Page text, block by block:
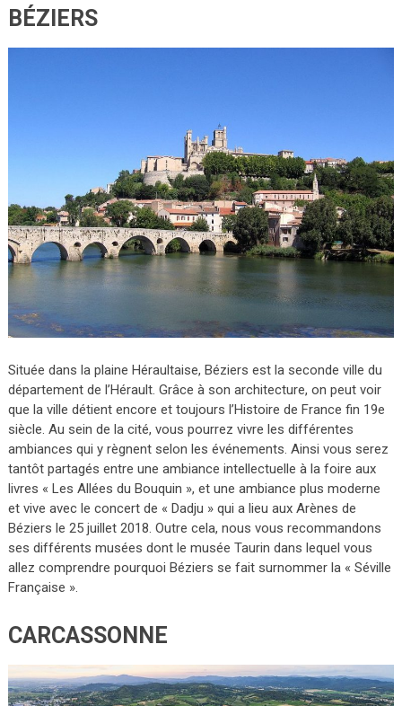
BÉZIERS
Située dans la plaine Héraultaise, Béziers est la seconde ville du
département de l’Hérault. Grâce à son architecture, on peut voir
que la ville détient encore et toujours l’Histoire de France fin 19e
siècle. Au sein de la cité, vous pourrez vivre les différentes
ambiances qui y règnent selon les événements. Ainsi vous serez
tantôt partagés entre une ambiance intellectuelle à la foire aux
livres « Les Allées du Bouquin », et une ambiance plus moderne
et vive avec le concert de « Dadju » qui a lieu aux Arènes de
Béziers le 25 juillet 2018. Outre cela, nous vous recommandons
ses différents musées dont le musée Taurin dans lequel vous
allez comprendre pourquoi Béziers se fait surnommer la « Séville
Française ».
CARCASSONNE